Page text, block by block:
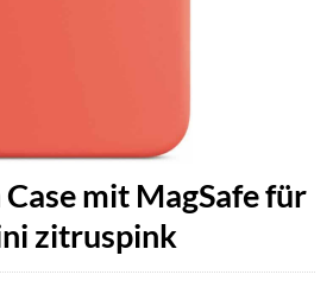
mit MagSafe für
zitruspink